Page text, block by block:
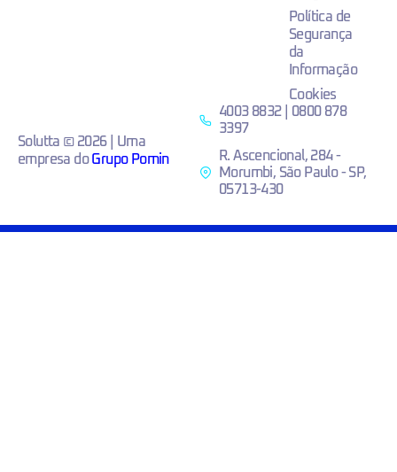
Política de
Segurança
da
Informação
Cookies
Solutta © 2026 | Uma
empresa doGrupo Pomin
4003 8832 | 0800 878
3397
R. Ascencional, 284 -
Morumbi, São Paulo - SP,
05713-430